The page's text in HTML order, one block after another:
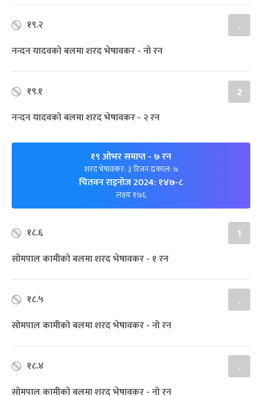
१९.२ .
नन्दन यादवको बलमा शरद भेषावकर - नो रन
१९.१ 2
नन्दन यादवको बलमा शरद भेषावकर - २ रन
१९ ओभर समाप्त- ७ रन
शरद भेषावकर: ३ रिजन ढकाल: ७
चितवन राइनोज 2024: १४७-८
लक्ष्यः १७६
१८.६ 1
सोमपाल कामीको बलमा शरद भेषावकर - १ रन
१८.५ .
सोमपाल कामीको बलमा शरद भेषावकर - नो रन
१८.४ .
सोमपाल कामीको बलमा शरद भेषावकर - नो रन